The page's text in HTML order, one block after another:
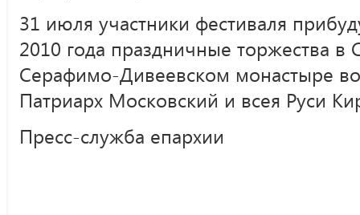
31 июля участники фестиваля
2010 года праздничные торжества в
Серафимо-Дивеевском монастыре
Патриарх Московский и всея Руси
Пресс-служба епархии